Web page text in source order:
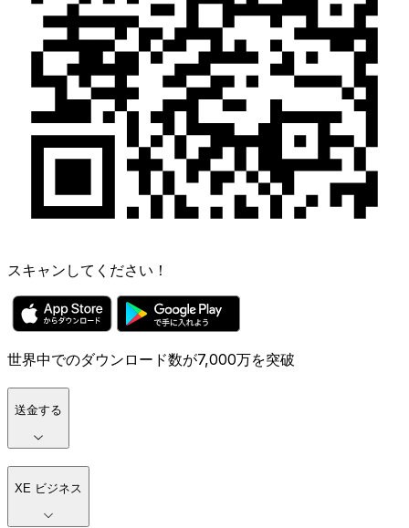
スキャンしてください！
世界中でのダウンロード数が7,000万を突破
送金する
XE ビジネス